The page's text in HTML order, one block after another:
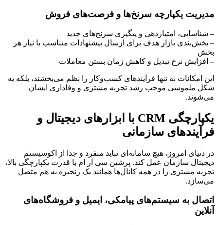
مدیریت یکپارچه سرنخ‌ها و فرصت‌های فروش
– شناسایی، امتیازدهی و پیگیری سرنخ‌های جدید
– بخش‌بندی بازار هدف برای ارسال پیشنهادات متناسب با نیاز هر
بخش
– افزایش نرخ تبدیل و کاهش زمان بستن معاملات
این امکانات نه تنها فرآیندهای کسب‌وکار را نظم می‌بخشند، بلکه به
شکل ملموسی موجب رشد تجربه مشتری و وفاداری ایشان
می‌شوند.
یکپارچگی CRM با ابزارهای دیجیتال و
فرآیندهای سازمانی
در دنیای امروز، هیچ سامانه‌ای نباید منفرد و جدا از اکوسیستم
دیجیتال سازمان عمل کند. پرشین سی آر ام با قدرت یکپارچگی بالا،
تجربه مشتری را در همه کانال‌ها همانند یک زنجیره به هم متصل
می‌سازد.
اتصال به سیستم‌های پیامکی، ایمیل و فروشگاه‌های
آنلاین